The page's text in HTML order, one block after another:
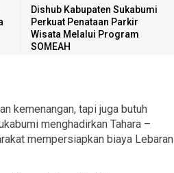
Dishub Kabupaten Sukabumi
Perkuat Penataan Parkir
Wisata Melalui Program
SOMEAH
kemenangan, tapi juga butuh
menghadirkan Tahara –
mempersiapkan biaya Lebaran